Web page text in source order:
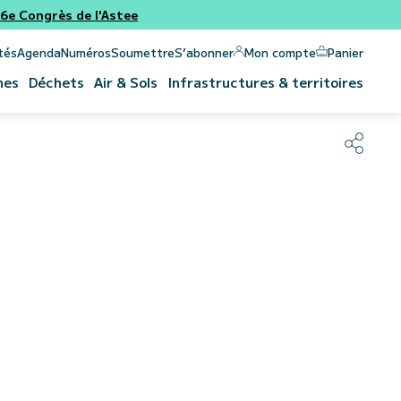
Congrès de l'Astee
AgendaNumérosSoumettreS’abonner Mon compte Panier
Déchets Air & Sols Infrastructures & territoires